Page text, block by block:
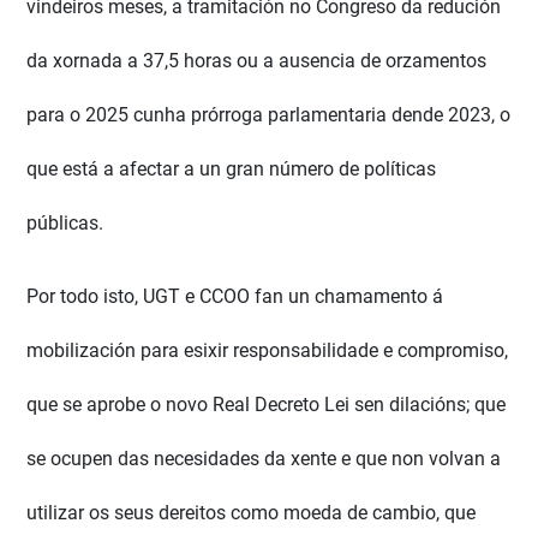
vindeiros meses, a tramitación no Congreso da redución
da xornada a 37,5 horas ou a ausencia de orzamentos
para o 2025 cunha prórroga parlamentaria dende 2023, o
que está a afectar a un gran número de políticas
públicas.
Por todo isto, UGT e CCOO fan un chamamento á
mobilización para esixir responsabilidade e compromiso,
que se aprobe o novo Real Decreto Lei sen dilacións; que
se ocupen das necesidades da xente e que non volvan a
utilizar os seus dereitos como moeda de cambio, que